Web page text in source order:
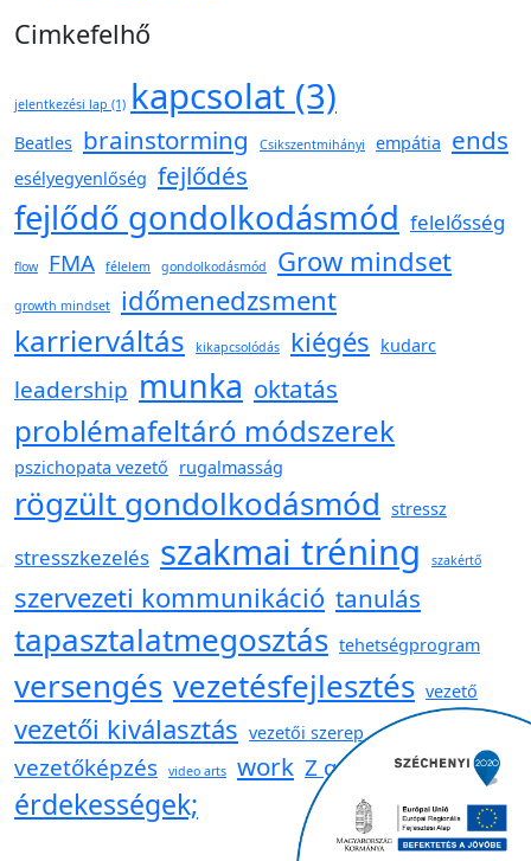
Cimkefelhő
jelentkezési lap (1) kapcsolat (3)
Beatles brainstorming Csikszentmihányi empátia ends
esélyegyenlőség fejlődés
fejlődő gondolkodásmód felelősség
flow FMA félelem gondolkodásmód Grow mindset
growth mindset időmenedzsment
karrierváltás kikapcsolódás kiégés kudarc
leadership munka oktatás
problémafeltáró módszerek
pszichopata vezető rugalmasság
rögzült gondolkodásmód stressz
stresszkezelés szakmai tréning szakértő
szervezeti kommunikáció tanulás
tapasztalatmegosztás tehetségprogram
versengés vezetésfejlesztés vezető
vezetői kiválasztás vezetői szerep
vezetőképzés video arts work Z generáció
érdekességek;